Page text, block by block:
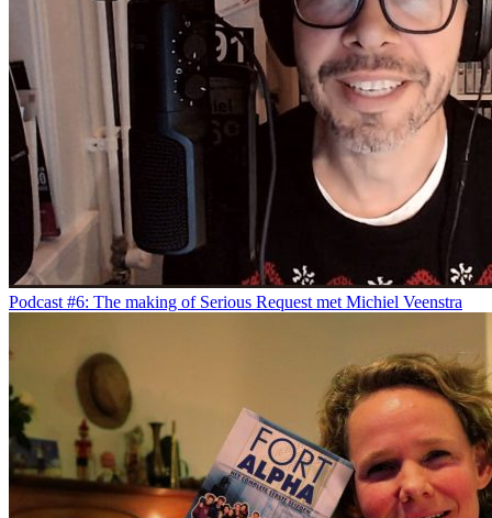
Podcast #6: The making of Serious Request met Michiel Veenstra